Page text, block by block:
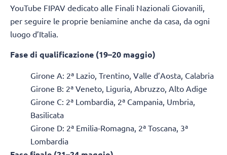
YouTube FIPAV dedicato alle Finali Nazionali Giovanili,
per seguire le proprie beniamine anche da casa, da ogni
luogo d’Italia.
Fase di qualificazione (19–20 maggio)
Girone A: 2ª Lazio, Trentino, Valle d’Aosta, Calabria
Girone B: 2ª Veneto, Liguria, Abruzzo, Alto Adige
Girone C: 2ª Lombardia, 2ª Campania, Umbria,
Basilicata
Girone D: 2ª Emilia-Romagna, 2ª Toscana, 3ª
Lombardia